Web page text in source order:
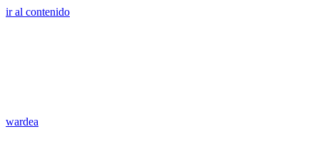
ir al contenido
wardea